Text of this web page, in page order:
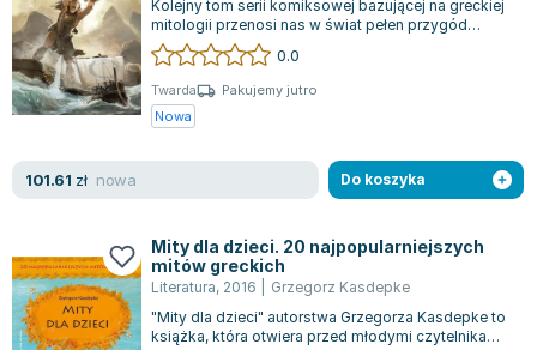
Zygmunt Freud
Agata Passent
Michel Moran
Maciej Orłoś
Katarzyna Miller
Lew Tołstoj
Mark Twain
Marcin Meller
Paulina Młynarska
Kolejny tom serii komiksowej bazującej na greckiej
mitologii przenosi nas w świat pełen przygód
Ulissesa. Po zniszczeniu Troi i za...
0.0
Twarda
Pakujemy jutro
Nowa
101.61 zł nowa Do koszyka
Mity dla dzieci. 20 najpopularniejszych
mitów greckich
Literatura, 2016
Grzegorz Kasdepke
"Mity dla dzieci" autorstwa Grzegorza Kasdepke to
książka, która otwiera przed młodymi czytelnikami